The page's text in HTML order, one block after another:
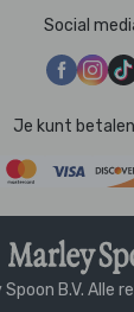
Social
Je kunt
B.V. Alle